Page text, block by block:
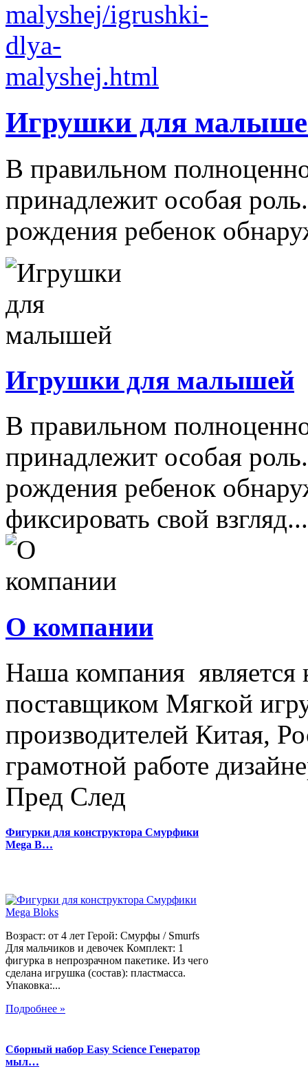
Игрушки для
В правильном
принадлежит особая
рождения ребенок
Игрушки для малышей
В правильном
принадлежит особая
рождения ребенок
фиксировать свой взгляд...
О компании
Наша компания
поставщиком Мягкой
производителей Китая,
грамотной работе
Пред След
Фигурки для конструктора Смурфики
Mega B…
Возраст: от 4 лет Герой: Смурфы / Smurfs
Для мальчиков и девочек Комплект: 1
фигурка в непрозрачном пакетике. Из чего
сделана игрушка (состав): пластмасса.
Упаковка:...
Подробнее »
Сборный набор Easy Science Генератор
мыл…